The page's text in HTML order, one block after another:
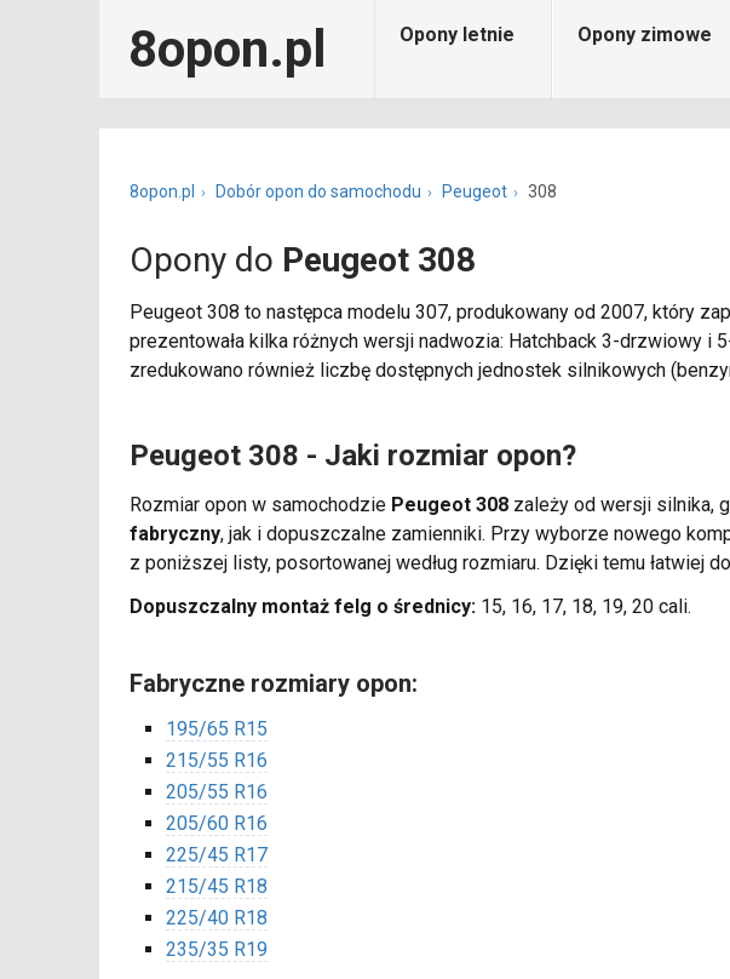
8opon.pl Opony letnie Opony zimowe
8opon.pl Dobór opon do samochodu Peugeot 308
Opony do Peugeot 308
Peugeot 308 to następca modelu 307, produkowany od 2007, który
prezentowała kilka różnych wersji nadwozia: Hatchback 3-drzwiowy i
zredukowano również liczbę dostępnych jednostek silnikowych
Peugeot 308 - Jaki rozmiar opon?
Rozmiar opon w samochodzie Peugeot 308 zależy od wersji silnika,
fabryczny, jak i dopuszczalne zamienniki. Przy wyborze nowego
z poniższej listy, posortowanej według rozmiaru. Dzięki temu łatwiej
Dopuszczalny montaż felg o średnicy: 15, 16, 17, 18, 19, 20 cali.
Fabryczne rozmiary opon:
195/65 R15
215/55 R16
205/55 R16
205/60 R16
225/45 R17
215/45 R18
225/40 R18
235/35 R19